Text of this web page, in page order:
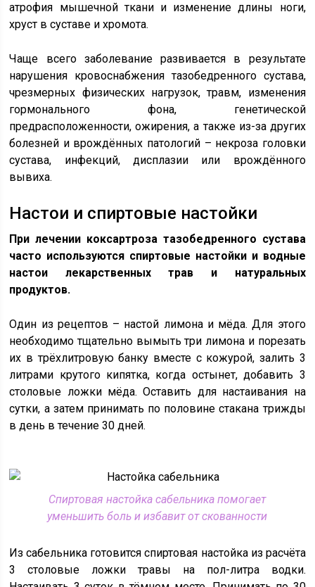
атрофия мышечной ткани и изменение длины ноги,
хруст в суставе и хромота.
Чаще всего заболевание развивается в результате
нарушения кровоснабжения тазобедренного сустава,
чрезмерных физических нагрузок, травм, изменения
гормонального фона, генетической
предрасположенности, ожирения, а также из-за других
болезней и врождённых патологий – некроза головки
сустава, инфекций, дисплазии или врождённого
вывиха.
Настои и спиртовые настойки
При лечении коксартроза тазобедренного сустава
часто используются спиртовые настойки и водные
настои лекарственных трав и натуральных
продуктов.
Один из рецептов – настой лимона и мёда. Для этого
необходимо тщательно вымыть три лимона и порезать
их в трёхлитровую банку вместе с кожурой, залить 3
литрами крутого кипятка, когда остынет, добавить 3
столовые ложки мёда. Оставить для настаивания на
сутки, а затем принимать по половине стакана трижды
в день в течение 30 дней.
Спиртовая настойка сабельника помогает
уменьшить боль и избавит от скованности
Из сабельника готовится спиртовая настойка из расчёта
3 столовые ложки травы на пол-литра водки.